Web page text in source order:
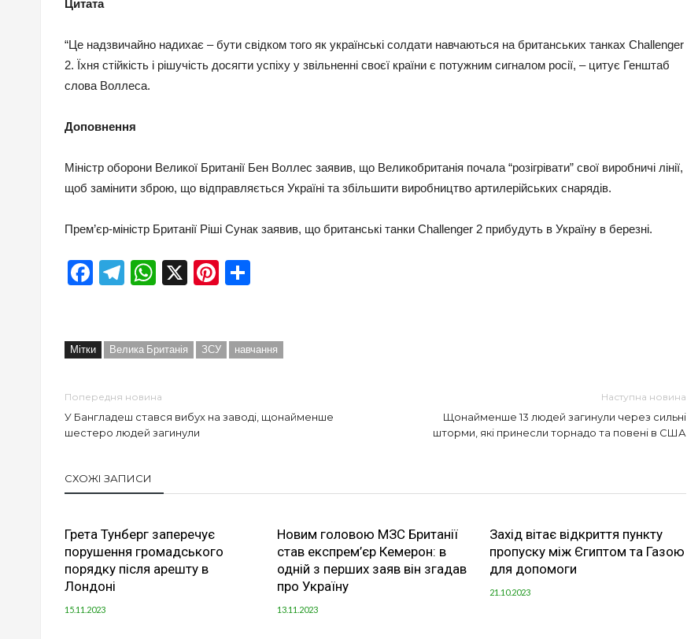
Цитата
“Це надзвичайно надихає – бути свідком того як українські солдати навчаються на британських танках Challenger
2. Їхня стійкість і рішучість досягти успіху у звільненні своєї країни є потужним сигналом росії, – цитує Генштаб
слова Воллеса.
Доповнення
Міністр оборони Великої Британії Бен Воллес заявив, що Великобританія почала “розігрівати” свої виробничі лінії,
щоб замінити зброю, що відправляється Україні та збільшити виробництво артилерійських снарядів.
Прем’єр-міністр Британії Ріші Сунак заявив, що британські танки Challenger 2 прибудуть в Україну в березні.
Facebook
Telegram
WhatsApp
X Pinterest
Мітки Велика Британія ЗСУ навчання
Попередня новина
У Бангладеш стався вибух на заводі, щонайменше
шестеро людей загинули
Наступна новина
Щонайменше 13 людей загинули через сильні
шторми, які принесли торнадо та повені в США
СХОЖІ ЗАПИСИ
Грета Тунберг заперечує
порушення громадського
порядку після арешту в
Лондоні
15.11.2023
Новим головою МЗС Британії
став експрем’єр Кемерон: в
одній з перших заяв він згадав
про Україну
13.11.2023
Захід вітає відкриття пункту
пропуску між Єгиптом та Газою
для допомоги
21.10.2023